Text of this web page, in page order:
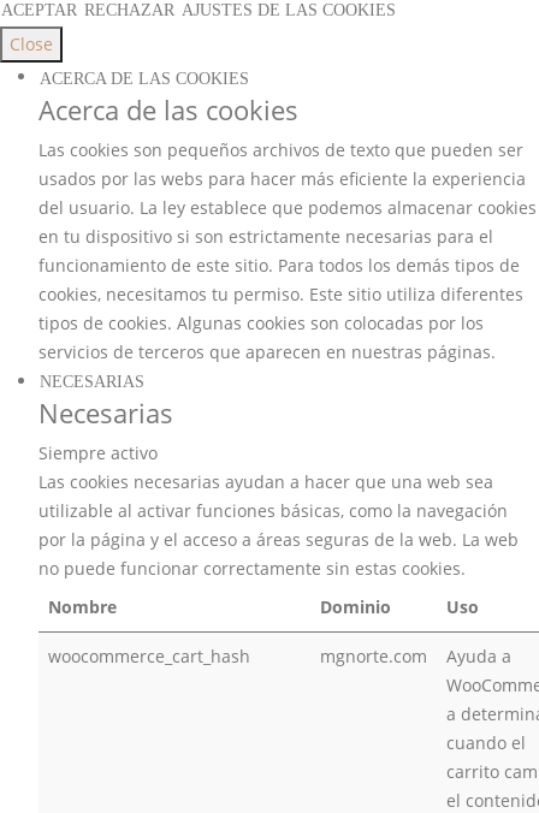
ACEPTAR RECHAZAR AJUSTES DE LAS COOKIES
Close
ACERCA DE LAS COOKIES
Acerca de las cookies
Las cookies son pequeños archivos de texto que pueden ser
usados por las webs para hacer más eficiente la experiencia
del usuario. La ley establece que podemos almacenar cookies
en tu dispositivo si son estrictamente necesarias para el
funcionamiento de este sitio. Para todos los demás tipos de
cookies, necesitamos tu permiso. Este sitio utiliza diferentes
tipos de cookies. Algunas cookies son colocadas por los
servicios de terceros que aparecen en nuestras páginas.
NECESARIAS
Necesarias
Siempre activo
Las cookies necesarias ayudan a hacer que una web sea
utilizable al activar funciones básicas, como la navegación
por la página y el acceso a áreas seguras de la web. La web
no puede funcionar correctamente sin estas cookies.
Nombre
Dominio Uso
woocommerce_cart_hash mgnorte.com
Ayuda a
a
cuando el
carrito
el